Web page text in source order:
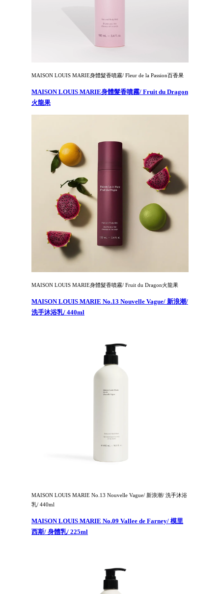
MAISON LOUIS MARIE身體髮香噴霧/ Fleur de la Passion百香果
MAISON LOUIS MARIE身體髮香噴霧/ Fruit du Dragon
火龍果
MAISON LOUIS MARIE身體髮香噴霧/ Fruit du Dragon火龍果
MAISON LOUIS MARIE No.13 Nouvelle Vague/ 新浪潮/
洗手沐浴乳/ 440ml
MAISON LOUIS MARIE No.13 Nouvelle Vague/ 新浪潮/ 洗手沐浴
乳/ 440ml
MAISON LOUIS MARIE No.09 Vallee de Farney/ 模里
西斯/ 身體乳/ 225ml